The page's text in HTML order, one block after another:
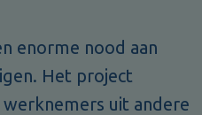
enorme nood aan
Het project
uit andere